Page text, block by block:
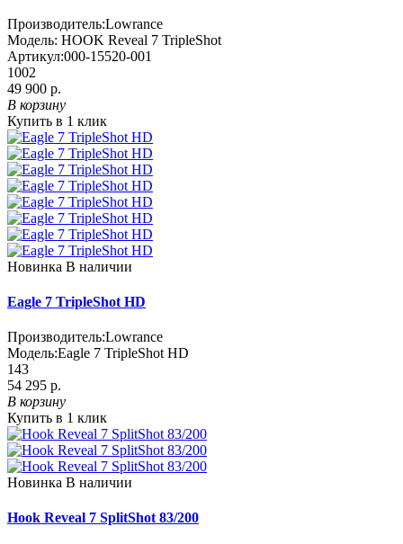
Производитель:Lowrance
Модель: HOOK Reveal 7 TripleShot
Артикул:000-15520-001
1002
49 900 р.
В корзину
Купить в 1 клик
Новинка В наличии
Eagle 7 TripleShot HD
Производитель:Lowrance
Модель:Eagle 7 TripleShot HD
143
54 295 р.
В корзину
Купить в 1 клик
Новинка В наличии
Hook Reveal 7 SplitShot 83/200